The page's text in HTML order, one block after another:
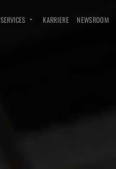
SERVICES KARRIERE NEWSROOM